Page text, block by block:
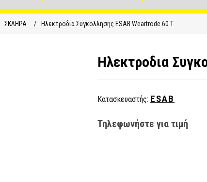
ΣΚΛΗΡΑ / Ηλεκτροδια Συγκολλησης ESAB Weartrode 60 T
Ηλεκτροδια
Κατασκευαστής: ESAB
Τηλεφωνήστε για τιμή